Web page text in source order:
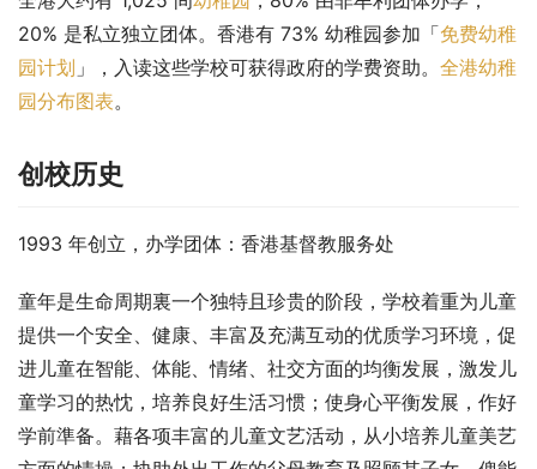
20% 是私立独立团体。香港有 73% 幼稚园参加「免费幼稚
园计划 」，入读这些学校可获得政府的学费资助。 全港幼稚
园分布图表。
创校历史
1993 年创立，办学团体：香港基督教服务处
童年是生命周期裏一个独特且珍贵的阶段，学校着重为儿童
提供一个安全、健康、丰富及充满互动的优质学习环境，促
进儿童在智能、体能、情绪、社交方面的均衡发展，激发儿
童学习的热忱，培养良好生活习惯；使身心平衡发展，作好
学前準备。藉各项丰富的儿童文艺活动，从小培养儿童美艺